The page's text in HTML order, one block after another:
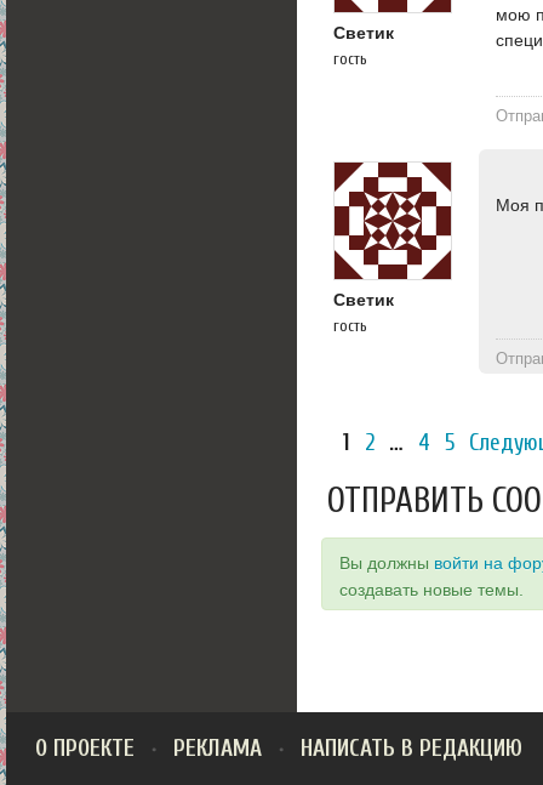
Светик
гость
мою
Светик
гость
Моя
1 2 … 4 5
ОТПРАВИТЬ
Вы должны войти на
создавать новые темы.
О ПРОЕКТЕ РЕКЛАМА НАПИСАТЬ В РЕДАКЦИЮ